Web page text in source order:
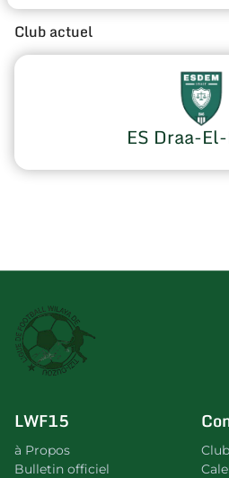
Club actuel
ES Draa-
LWF15
à Propos
Bulletin officiel